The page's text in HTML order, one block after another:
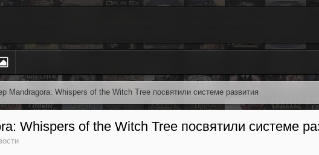
Mandragora: Whispers of the Witch Tree посвятили системе развития
Whispers of the Witch Tree посвятили системе